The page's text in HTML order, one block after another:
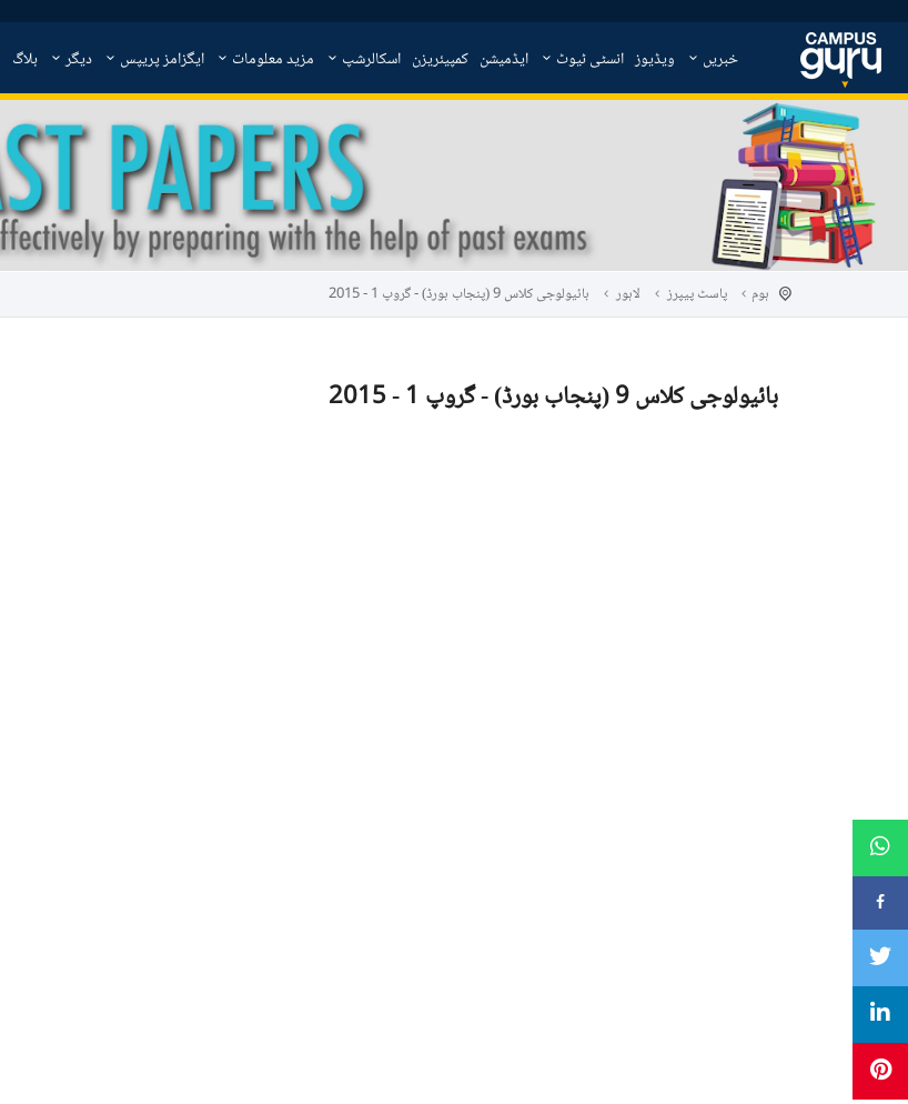
خبریں ویڈیوز انسٹی ٹیوٹ ایڈمیشن کمپیئریزن اسکالرشپ مزید معلومات ایگزامز پریپس دیگر بلاگ
ہوم پاسٹ پیپرز لاہور بائیولوجی کلاس 9 (پنجاب بورڈ) - گروپ 1 - 2015
بائیولوجی کلاس 9 (پنجاب بورڈ) - گروپ 1 - 2015